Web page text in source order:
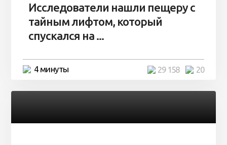
Исследователи нашли пещеру с
тайным лифтом, который
спускался на ...
4 минуты 20
29 158